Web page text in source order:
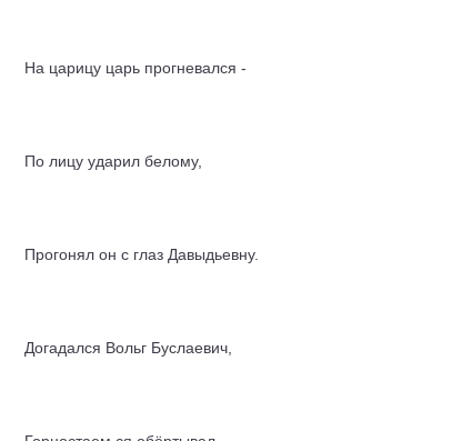
На царицу царь прогневался -
По лицу ударил белому,
Прогонял он с глаз Давыдьевну.
Догадался Вольг Буслаевич,